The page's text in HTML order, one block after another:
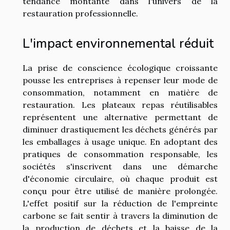
restauration professionnelle.
L'impact environnemental réduit
La prise de conscience écologique croissante
pousse les entreprises à repenser leur mode de
consommation, notamment en matière de
restauration. Les plateaux repas réutilisables
représentent une alternative permettant de
diminuer drastiquement les déchets générés par
les emballages à usage unique. En adoptant des
pratiques de consommation responsable, les
sociétés s'inscrivent dans une démarche
d'économie circulaire, où chaque produit est
conçu pour être utilisé de manière prolongée.
L'effet positif sur la réduction de l'empreinte
carbone se fait sentir à travers la diminution de
la production de déchets et la baisse de la